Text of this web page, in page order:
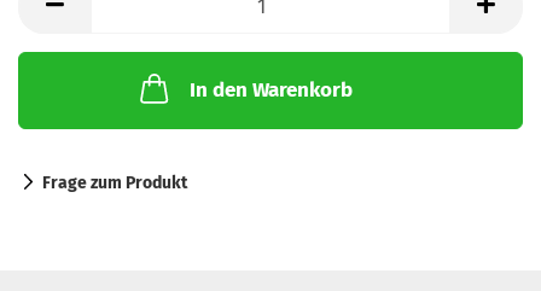
In den Warenkorb
Frage zum Produkt